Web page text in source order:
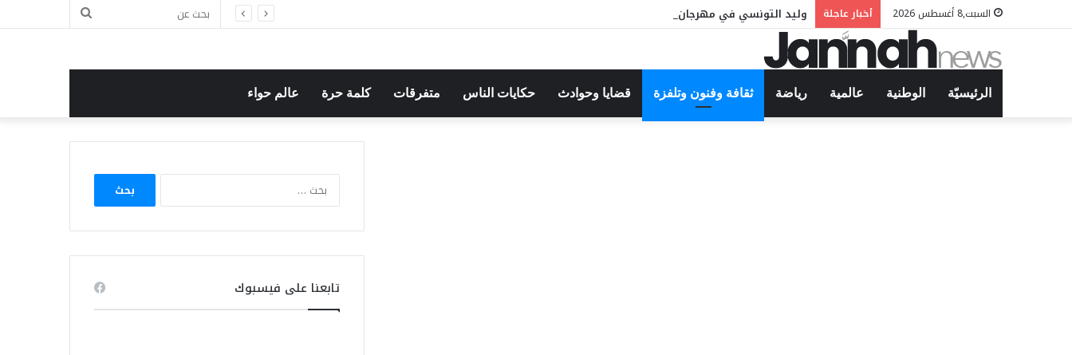
السبت,8 أغسطس 2026 أخبار عاجلة وليد التونسي في مهرجان بوقرنين: سهرة تحتفي بالموروث الشعبي وصالح الفرزيط في البال
بحث
الرئيسيّة الوطنية عالمية رياضة ثقافة وفنون وتلفزة قضايا وحوادث حكايات الناس متفرقات كلمة حرة عالم حواء
البحث
تابعنا على فيسبوك